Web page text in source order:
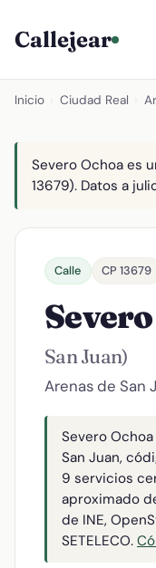
Callejear
Inicio Ciudad Real
Severo Ochoa es
13679). Datos a
Calle CP 13679
San Juan)
Arenas de San
Severo
San Juan,
9 servicios
aproximado
de INE,
SETELECO.